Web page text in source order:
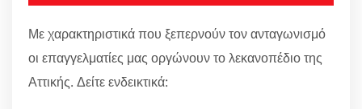
Με χαρακτηριστικά που ξεπερνούν τον ανταγωνισμό
οι επαγγελματίες μας οργώνουν το λεκανοπέδιο της
Αττικής. Δείτε ενδεικτικά: